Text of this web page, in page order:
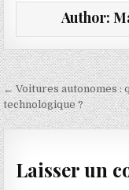
Author:
Navigation
← Voitures autonomes :
technologique ?
Laisser un